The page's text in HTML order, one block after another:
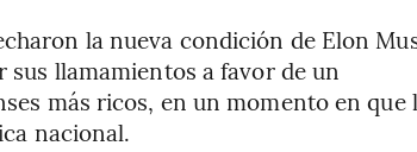
la nueva condición de Elon
llamamientos a favor de un
más ricos, en un momento en que
nacional.